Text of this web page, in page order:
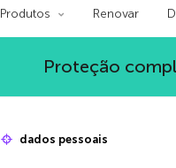
Produtos Renovar
Proteção
dados pessoais